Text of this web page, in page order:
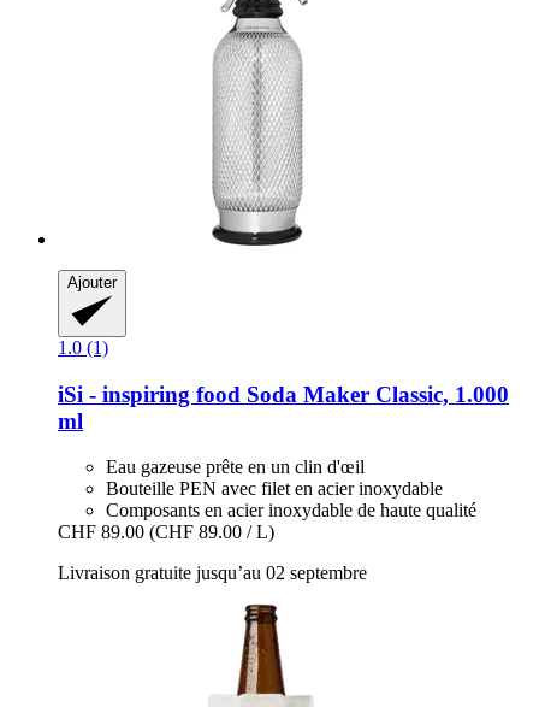
Ajouter
1.0 (1)
iSi - inspiring food Soda Maker Classic, 1.000
ml
Eau gazeuse prête en un clin d'œil
Bouteille PEN avec filet en acier inoxydable
Composants en acier inoxydable de haute qualité
CHF 89.00 (CHF 89.00 / L)
Livraison gratuite jusqu’au 02 septembre